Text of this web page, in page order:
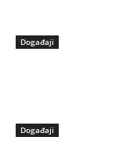
Događaji
Događaji